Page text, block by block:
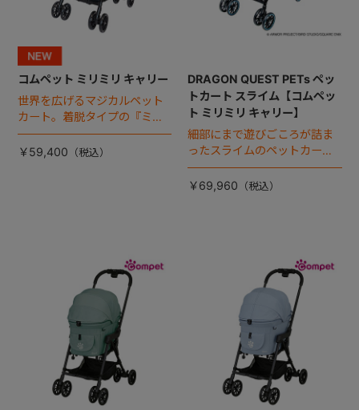
コムペット ミリミリ キャリー
世界を広げるマジカルペット
カート。着脱タイプの『ミリ
ミリ キャリー』 からアースカ
ラーが登場！
￥59,400
DRAGON QUEST PETs ペッ
トカート スライム【コムペッ
ト ミリミリ キャリー】
細部にまで遊びごころが詰ま
ったスライムのペットカー
ト。
￥69,960